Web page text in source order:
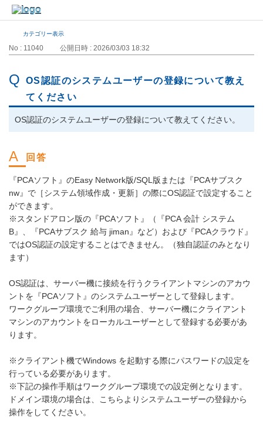
カテゴリー表示
No : 11040 公開日時 : 2026/03/03 18:32
OS認証のシステムユーザーの登録について教え
てください
OS認証のシステムユーザーの登録について教えてください。
『PCAソフト』のEasy Network版/SQL版または『PCAサブスク
nw』で［システム領域作成・更新］の際にOS認証で設定すること
ができます。
※スタンドアロン版の『PCAソフト』（『PCA 会計 システム
B』、『PCAサブスク 給与 jiman』など）および『PCAクラウド』
ではOS認証の設定することはできません。（独自認証のみとなり
ます）
OS認証は、サーバー機に接続を行うクライアントマシンのアカウ
ントを『PCAソフト』のシステムユーザーとして登録します。
ワークグループ環境でご利用の場合、サーバー機にクライアント
マシンのアカウントをローカルユーザーとして登録する必要があ
ります。
※クライアント機でWindows を起動する際にパスワードの設定を
行っている必要があります。
※下記の操作手順はワークグループ環境での設定例となります。
ドメイン環境の場合は、こちらよりシステムユーザーの登録から
操作をしてください。